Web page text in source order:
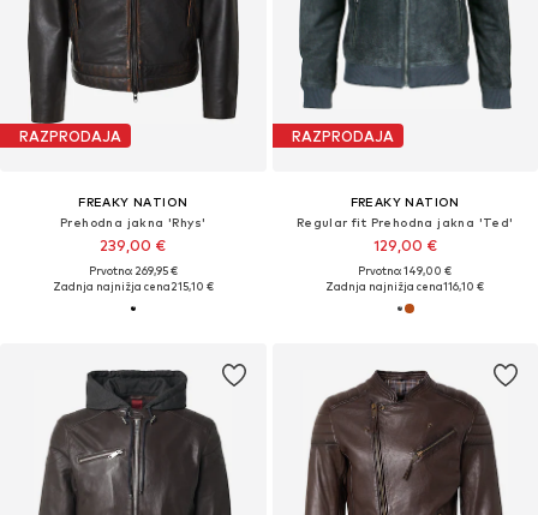
RAZPRODAJA
FREAKY NATION
Prehodna jakna 'Rhys'
239,00 €
Prvotno: 269,95 €
Zadnja najnižja cena215,10 €
RAZPRODAJA
FREAKY NATION
Regular fit Prehodna jakna 'Ted'
129,00 €
Prvotno: 149,00 €
Zadnja najnižja cena116,10 €